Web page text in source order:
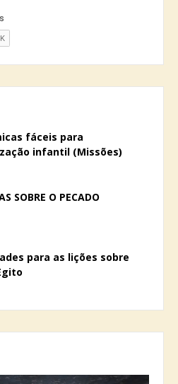
fáceis para
infantil (Missões)
SOBRE O PECADO
para as lições sobre